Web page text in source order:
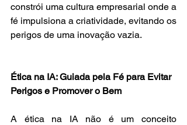
constrói uma cultura empresarial onde a
fé impulsiona a criatividade, evitando os
perigos de uma inovação vazia.
Ética na IA: Guiada pela Fé para Evitar
Perigos e Promover o Bem
A ética na IA não é um conceito